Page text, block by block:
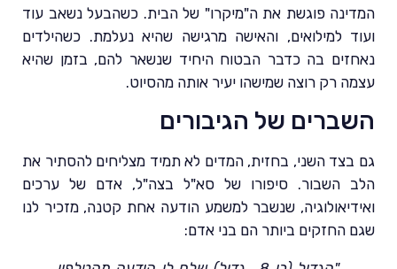
המדינה פוגשת את ה"מיקרו" של הבית. כשהבעל נשאב עוד
ועוד למילואים, והאישה מרגישה שהיא נעלמת. כשהילדים
נאחזים בה כדבר הבטוח היחיד שנשאר להם, בזמן שהיא
עצמה רק רוצה שמישהו יעיר אותה מהסיוט.
השברים של הגיבורים
גם בצד השני, בחזית, המדים לא תמיד מצליחים להסתיר את
הלב השבור. סיפורו של סא"ל בצה"ל, אדם של ערכים
ואידיאולוגיה, שנשבר למשמע הודעה אחת קטנה, מזכיר לנו
שגם החזקים ביותר הם בני אדם: